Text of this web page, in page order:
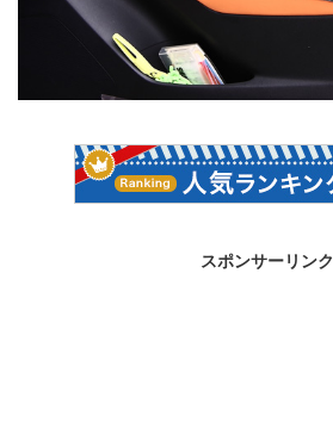
スポンサーリンク